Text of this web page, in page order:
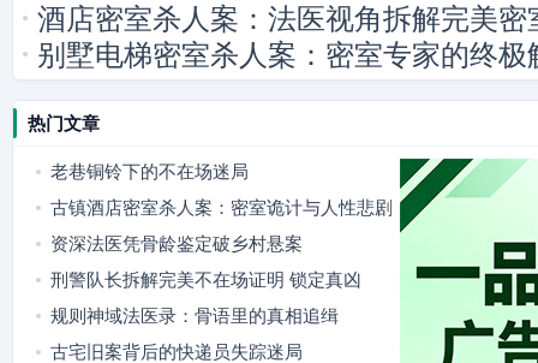
酒店密室杀人案：法医视角拆解完美密
别墅电梯密室杀人案：密室专家的终极
热门文章
老巷铜铃下的不在场迷局
古镇酒店密室杀人案：密室诡计与人性悲剧
资深法医凭骨龄鉴定破乡村悬案
刑警队长拆解完美不在场证明 锁定真凶
规则神域法医录：骨语里的真相追缉
古宅旧案背后的快递员失踪迷局